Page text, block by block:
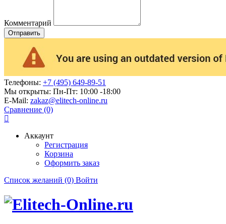
Комментарий
Отправить
Телефоны: +7 (495) 649-89-51
Мы открыты: Пн-Пт: 10:00 -18:00
E-Mail: zakaz@elitech-online.ru
Сравнение (0)
Аккаунт
Регистрация
Корзина
Оформить заказ
Список желаний (0) Войти